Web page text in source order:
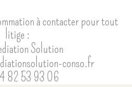
à contacter pour tout
litige :
Solution
conso.fr
82 53 93 06